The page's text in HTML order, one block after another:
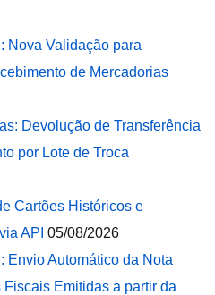
Nova Validação para
de Mercadorias
Devolução de Transferência
por Lote de Troca
Cartões Históricos e
API 05/08/2026
Envio Automático da Nota
Emitidas a partir da